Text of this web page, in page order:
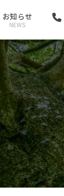
お知らせ
NEWS